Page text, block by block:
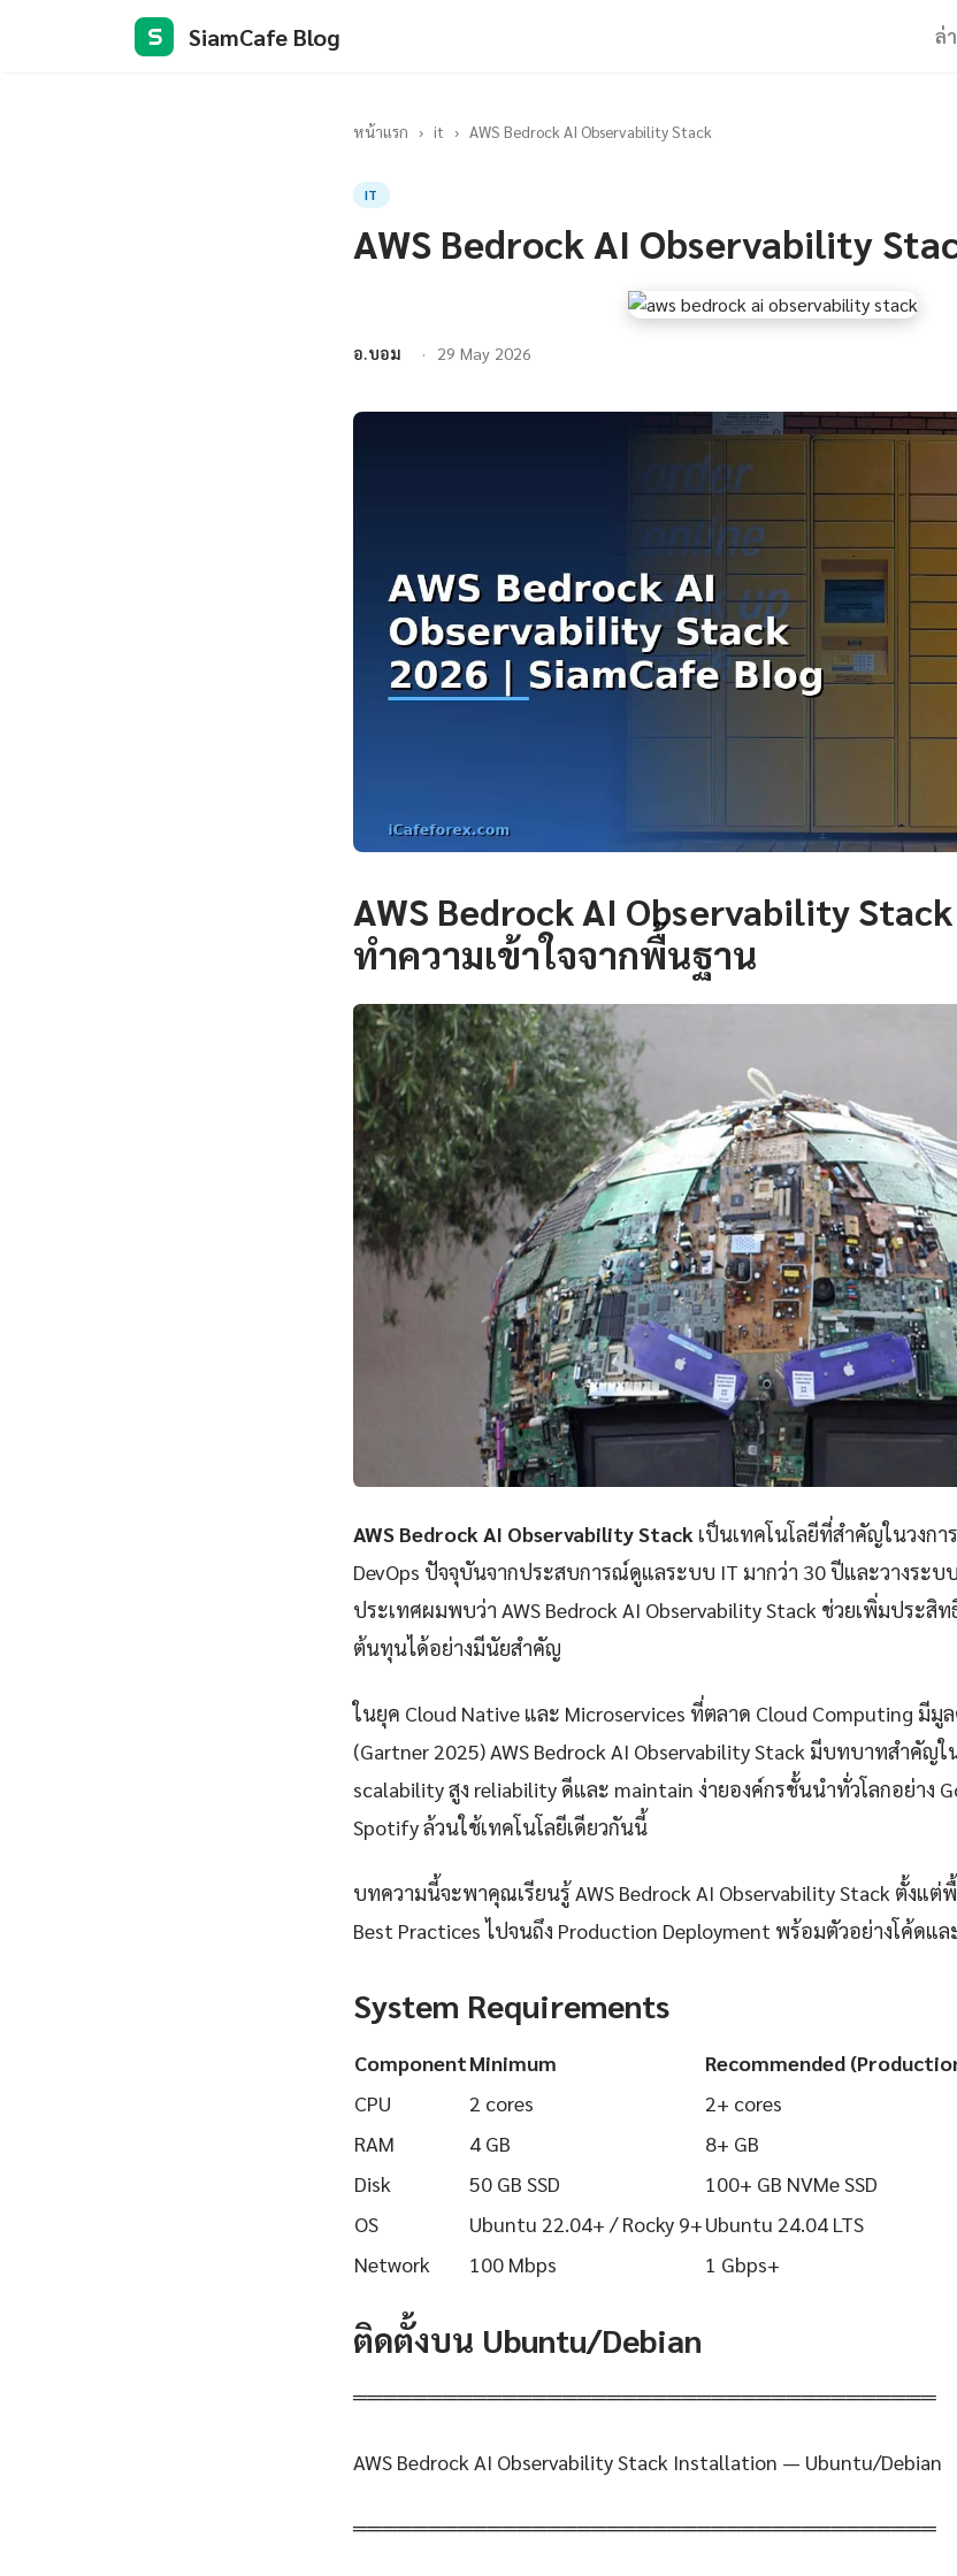
S SiamCafe Blog ล่
หน้าแรก › it › AWS Bedrock AI Observability Stack
IT
AWS Bedrock AI Observability
อ.บอม 29 May 2026
AWS Bedrock AI Observability
ทำความเข้าใจจากพื้นฐาน
AWS Bedrock AI Observability Stack เป็นเทคโนโลยีที่สำคัญในวงก
DevOps ปัจจุบันจากประสบการณ์ดูแลระบบ IT มากว่า 30 ปีและวางระบ
ประเทศผมพบว่า AWS Bedrock AI Observability Stack ช่วยเพิ่มประสิ
ต้นทุนได้อย่างมีนัยสำคัญ
ในยุค Cloud Native และ Microservices ที่ตลาด Cloud Computing มี
(Gartner 2025) AWS Bedrock AI Observability Stack มีบทบาทสำคัญ
scalability สูง reliability ดีและ maintain ง่ายองค์กรชั้นนำทั่วโลกอย่าง
Spotify ล้วนใช้เทคโนโลยีเดียวกันนี้
บทความนี้จะพาคุณเรียนรู้ AWS Bedrock AI Observability Stack ตั้งแต่
Best Practices ไปจนถึง Production Deployment พร้อมตัวอย่างโค้ดแ
System Requirements
ComponentMinimum
Recommended
CPU
2 cores
2+ cores
RAM
4 GB
8+ GB
Disk
50 GB SSD
100+ GB NVMe SSD
OS
Ubuntu 22.04+ / Rocky 9+Ubuntu 24.04 LTS
Network
100 Mbps 1 Gbps+
ติดตั้งบน Ubuntu/Debian
═══════════════════════════════════════
AWS Bedrock AI Observability Stack Installation — Ubuntu/Debian
═══════════════════════════════════════